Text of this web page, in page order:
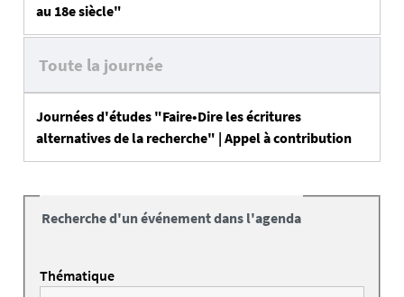
au 18e siècle"
Toute la journée
Journées d'études "Faire•Dire les écritures
alternatives de la recherche" | Appel à contribution
Recherche d'un événement dans l'agenda
Thématique